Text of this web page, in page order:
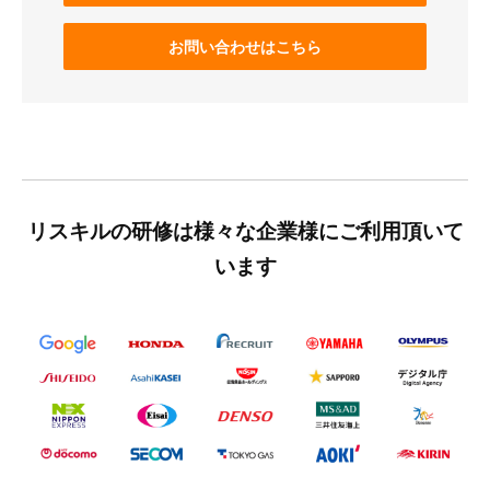
お問い合わせはこちら
リスキルの研修は様々な企業様にご利用頂いて
います